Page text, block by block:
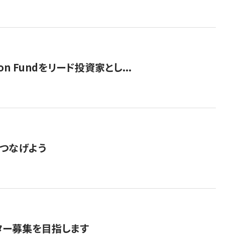
Fundをリード投資家とし...
なげよう
ー募集を目指します